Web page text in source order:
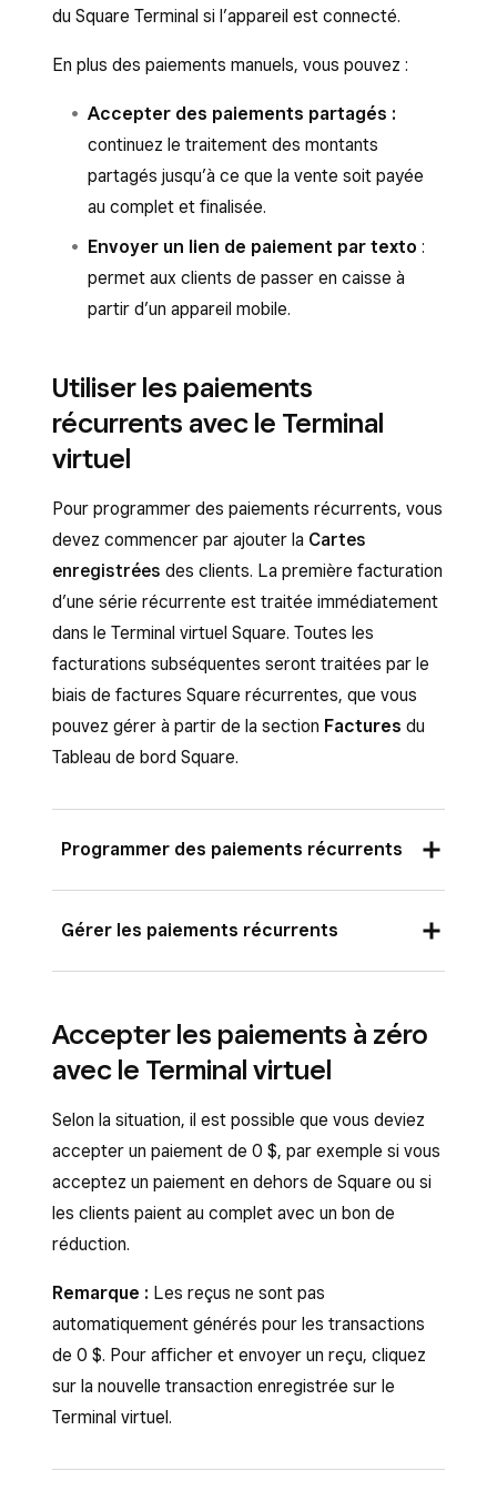
du Square Terminal si l’appareil est connecté.
En plus des paiements manuels, vous pouvez :
Accepter des paiements partagés :
continuez le traitement des montants
partagés jusqu’à ce que la vente soit payée
au complet et finalisée.
Envoyer un lien de paiement par texto :
permet aux clients de passer en caisse à
partir d’un appareil mobile.
Utiliser les paiements
récurrents avec le Terminal
virtuel
Pour programmer des paiements récurrents, vous
devez commencer par ajouter la Cartes
enregistrées des clients. La première facturation
d’une série récurrente est traitée immédiatement
dans le Terminal virtuel Square. Toutes les
facturations subséquentes seront traitées par le
biais de factures Square récurrentes, que vous
pouvez gérer à partir de la section Factures du
Tableau de bord Square.
Programmer des paiements récurrents
Connectez-vous au Tableau de bord Square
Sélectionnez
Accepter un paiement
Aperçu >Accepter un paiement
Sélectionnez Facturation rapidepour
facturer un montant personnalisé, ou
Vente par articlepour ajouter un article
existant ou nouvellement créé à la vente,
ou encore pour lire un code à barres.
Ajoutez une remise, une taxe, des frais de
service, un pourboire ou une note
facultatifs.
Cliquez surAjouter un clientpour choisir
un client existant ayant une carte
Gérer les paiements récurrents
de bord Square et des applications Solution PDV
Square et Factures Square. N’oubliez pas que
les modifications apportées aux articles, aux
modificateurs, aux remises ou aux taxes seront
appliquées aux prochains paiements récurrents
de la série. Pour démarrer :
À partir du Tableau de bord Square :
Accédez à la section Factures de votre
Tableau de bord Square et cliquez sur
Série récurrente
À partir de Solution PDV Square :
Accédez à la section Factures de votre
Accepter les paiements à zéro
avec le Terminal virtuel
Selon la situation, il est possible que vous deviez
accepter un paiement de 0 $, par exemple si vous
acceptez un paiement en dehors de Square ou si
les clients paient au complet avec un bon de
réduction.
Remarque : Les reçus ne sont pas
automatiquement générés pour les transactions
de 0 $. Pour afficher et envoyer un reçu, cliquez
sur la nouvelle transaction enregistrée sur le
Terminal virtuel.